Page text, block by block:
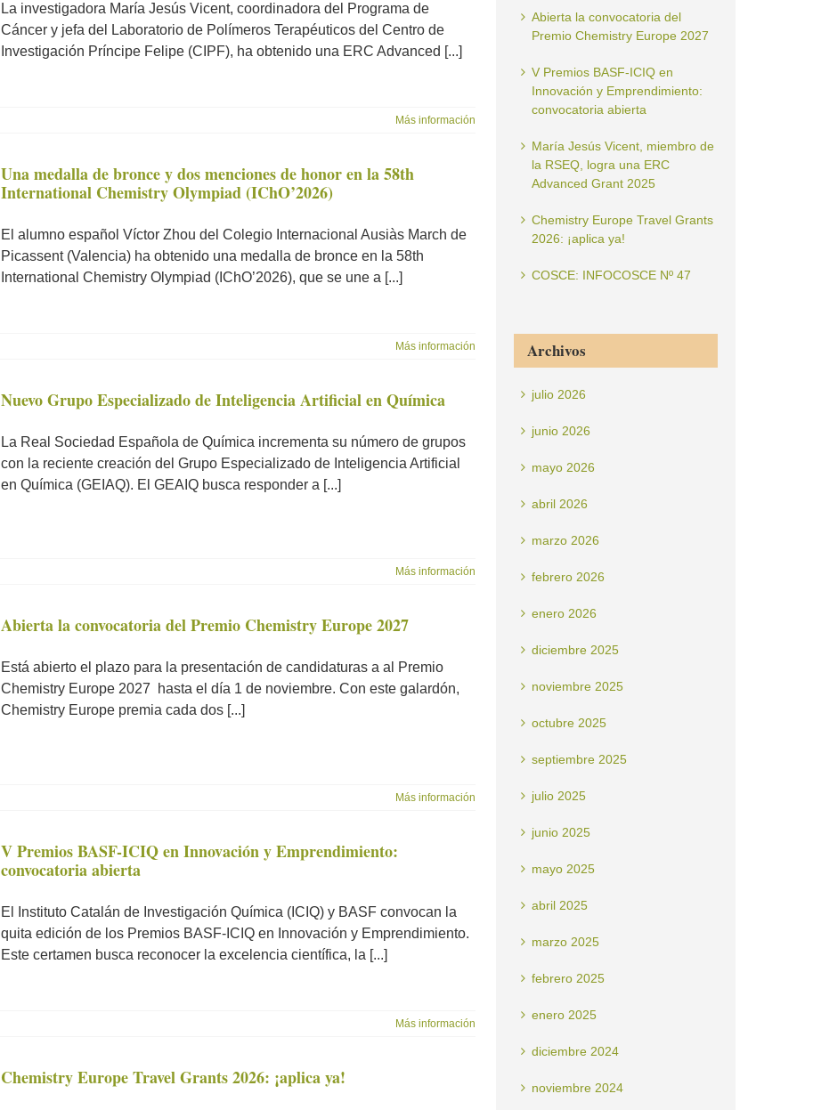
La investigadora María Jesús Vicent, coordinadora del Programa de
Cáncer y jefa del Laboratorio de Polímeros Terapéuticos del Centro de
Investigación Príncipe Felipe (CIPF), ha obtenido una ERC Advanced [...]
Más información
Una medalla de bronce y dos menciones de honor en la 58th
International Chemistry Olympiad (IChO’2026)
El alumno español Víctor Zhou del Colegio Internacional Ausiàs March de
Picassent (Valencia) ha obtenido una medalla de bronce en la 58th
International Chemistry Olympiad (IChO’2026), que se une a [...]
Más información
Nuevo Grupo Especializado de Inteligencia Artificial en Química
La Real Sociedad Española de Química incrementa su número de grupos
con la reciente creación del Grupo Especializado de Inteligencia Artificial
en Química (GEIAQ). El GEAIQ busca responder a [...]
Más información
Abierta la convocatoria del Premio Chemistry Europe 2027
Está abierto el plazo para la presentación de candidaturas a al Premio
Chemistry Europe 2027 hasta el día 1 de noviembre. Con este galardón,
Chemistry Europe premia cada dos [...]
Más información
V Premios BASF-ICIQ en Innovación y Emprendimiento:
convocatoria abierta
El Instituto Catalán de Investigación Química (ICIQ) y BASF convocan la
quita edición de los Premios BASF-ICIQ en Innovación y Emprendimiento.
Este certamen busca reconocer la excelencia científica, la [...]
Más información
Chemistry Europe Travel Grants 2026: ¡aplica ya!
Abierta la convocatoria del
Premio Chemistry Europe 2027
V Premios BASF-ICIQ en
Innovación y Emprendimiento:
convocatoria abierta
María Jesús Vicent, miembro de
la RSEQ, logra una ERC
Advanced Grant 2025
Chemistry Europe Travel Grants
2026: ¡aplica ya!
COSCE: INFOCOSCE Nº 47
Archivos
julio 2026
junio 2026
mayo 2026
abril 2026
marzo 2026
febrero 2026
enero 2026
diciembre 2025
noviembre 2025
octubre 2025
septiembre 2025
julio 2025
junio 2025
mayo 2025
abril 2025
marzo 2025
febrero 2025
enero 2025
diciembre 2024
noviembre 2024